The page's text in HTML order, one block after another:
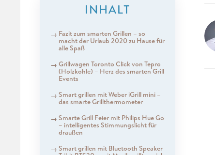
INHALT
Fazit zum smarten Grillen – so
macht der Urlaub 2020 zu Hause für
alle Spaß
Grillwagen Toronto Click von Tepro
(Holzkohle) – Herz des smarten Grill
Events
Smart grillen mit Weber iGrill mini –
das smarte Grillthermometer
Smarte Grill Feier mit Philips Hue Go
– intelligentes Stimmungslicht für
draußen
Smart grillen mit Bluetooth Speaker